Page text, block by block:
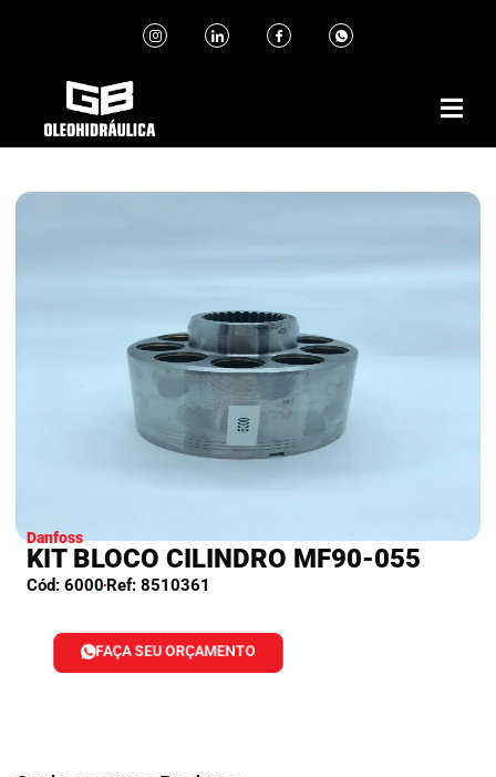
Danfoss
KIT BLOCO CILINDRO MF90-055
Cód: 6000 Ref: 8510361
FAÇA SEU ORÇAMENTO